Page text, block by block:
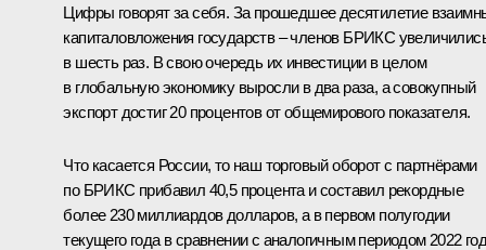
Цифры говорят за себя. За прошедшее десятилетие
капиталовложения государств – членов БРИКС
в шесть раз. В свою очередь их инвестиции в целом
в глобальную экономику выросли в два раза, а совокупный
экспорт достиг 20 процентов от общемирового показателя.
Что касается России, то наш торговый оборот с партнёрами
по БРИКС прибавил 40,5 процента и составил рекордные
более 230 миллиардов долларов, а в первом полугодии
текущего года в сравнении с аналогичным периодом 2022